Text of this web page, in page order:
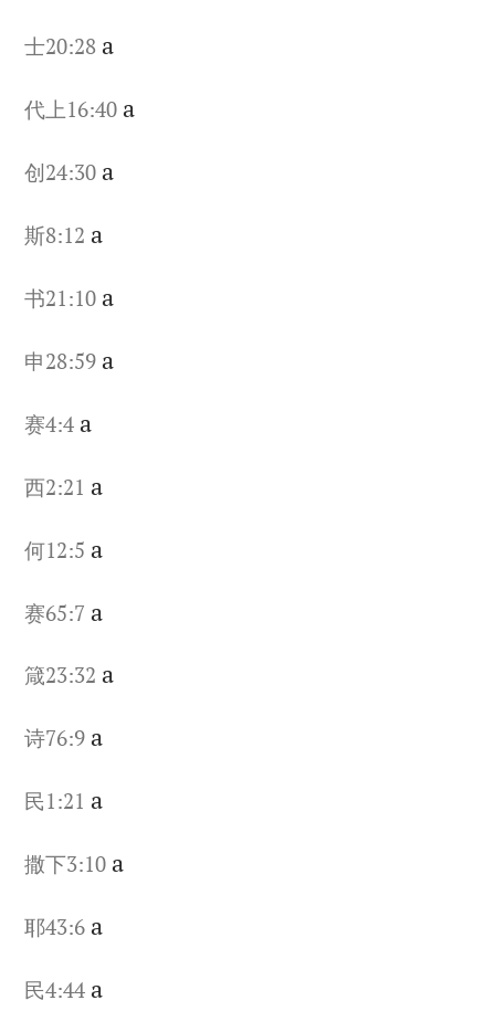
士20:28 a
代上16:40 a
创24:30 a
斯8:12 a
书21:10 a
申28:59 a
赛4:4 a
西2:21 a
何12:5 a
赛65:7 a
箴23:32 a
诗76:9 a
民1:21 a
撒下3:10 a
耶43:6 a
民4:44 a